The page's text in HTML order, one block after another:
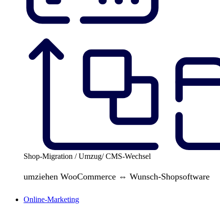
Shop-Migration / Umzug/ CMS-Wechsel
umziehen WooCommerce ⇔ Wunsch-Shopsoftware
Online-Marketing